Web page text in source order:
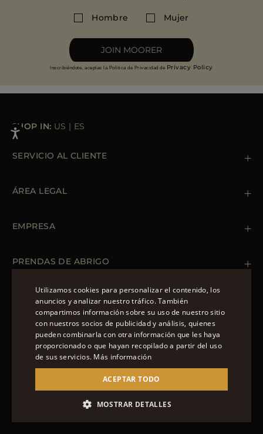
Hombre Mujer
JOIN MOORER
Inscribiéndote, aceptas la Política de Privacidad de Privacy Policy
SHOP IN: US | ES
SERVICIO AL CLIENTE
Pedidos y pagos
ÁREA LEGAL
Política de cookies
Declaración de accesibilidad
EMPRESA
PRENDAS DE ABRIGO
Abrigo Verano Mujer
Parkas Hombre
Parkas Mujer
SÍGUENOS
© 2022 – MOORER S.P.A – VIA XXV APRILE, 90 37014
CASTELNUOVO DEL GARDA (VR) P.I./C.F.:
IT02951700232 ISCR. REG. IMPRESE VR-297581
SITE MANAGED BY THE LEVEL GROUP S.R.L
ENGLISH
ITALIAN
Utilizamos cookies para personalizar el contenido, los
anuncios y analizar nuestro tráfico. También
compartimos información sobre su uso de nuestro sitio
con nuestros socios de publicidad y análisis, quienes
pueden combinarla con otra información que les haya
proporcionado o que hayan recopilado a partir del uso
de sus servicios. Más información
ACEPTAR TODO
MOSTRAR DETALLES